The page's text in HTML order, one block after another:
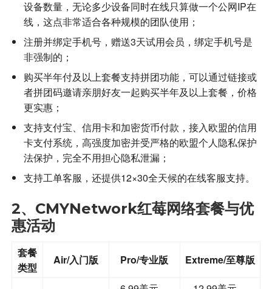
设备数量，无论多少设备同时在线只算做一个公网IP在
线，这点非常适合各种规模的团队使用；
注册并绑定手机号，赠送3天试用会员，绑定手机号是
非强制的；
购买半年付及以上套餐支持拼团功能，可以通过链接或
者拼团码邀请亲朋好友一起购买半年及以上套餐，价格
更实惠；
支持支付宝、信用卡和加密货币付款，接入欧盟的信用
卡支付系统，高强度加密并受严格的欧盟个人隐私保护
法保护，完全不用担心隐私泄漏；
支持工单客服，还提供12×30全天候的在线客服支持。
2、CMYNetwork红莓网络套餐与优
惠活动
套餐
类型
Air/入门版 Pro/专业版 Extreme/至尊版